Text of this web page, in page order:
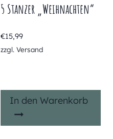
5 Stanzer „Weihnachten“
€15,99
zzgl. Versand
In den Warenkorb